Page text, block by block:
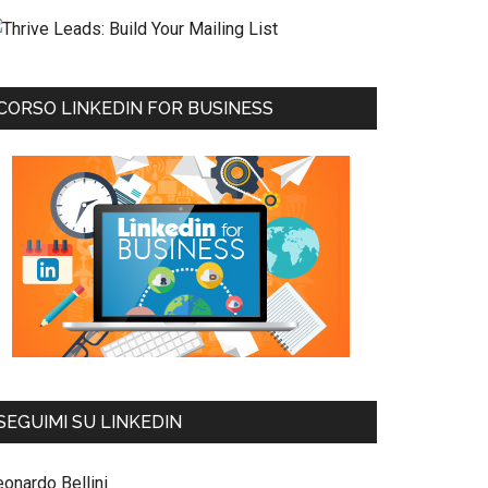
LINKEDIN FOR BUSINESS
SU LINKEDIN
Bellini